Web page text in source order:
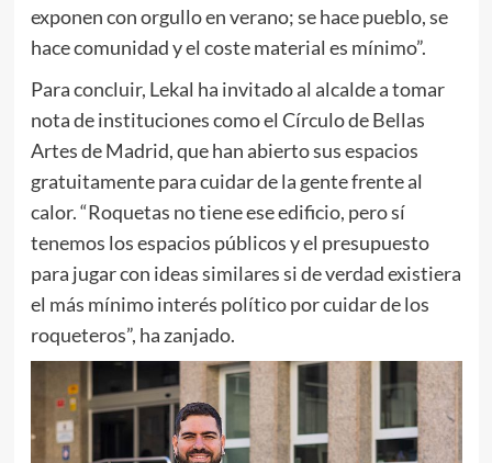
exponen con orgullo en verano; se hace pueblo, se
hace comunidad y el coste material es mínimo”.
Para concluir, Lekal ha invitado al alcalde a tomar
nota de instituciones como el Círculo de Bellas
Artes de Madrid, que han abierto sus espacios
gratuitamente para cuidar de la gente frente al
calor. “Roquetas no tiene ese edificio, pero sí
tenemos los espacios públicos y el presupuesto
para jugar con ideas similares si de verdad existiera
el más mínimo interés político por cuidar de los
roqueteros”, ha zanjado.